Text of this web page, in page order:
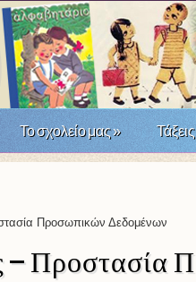
Το σχολείο μας» Τάξεις
Προσωπικών Δεδομένων
– Προστασία